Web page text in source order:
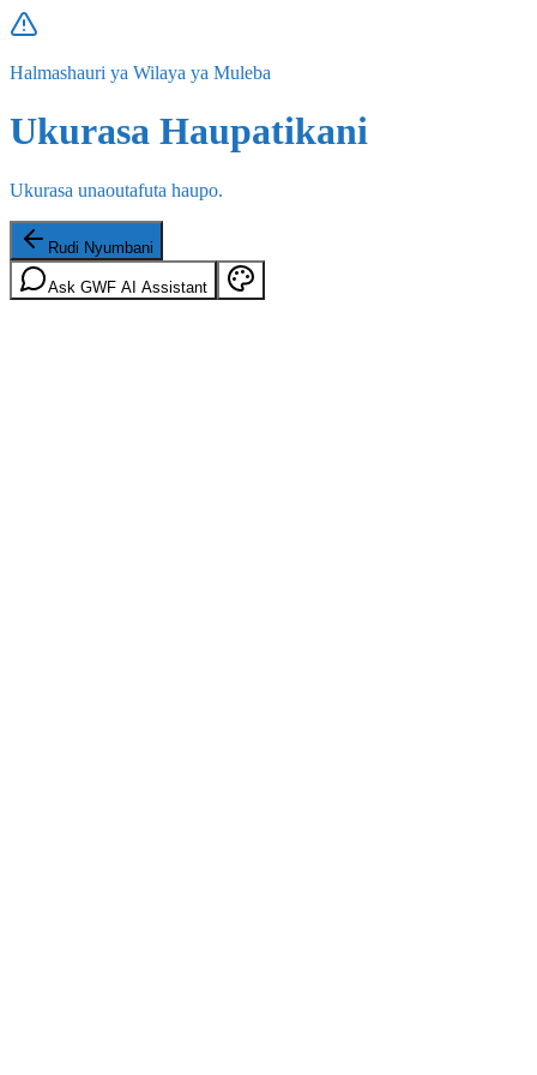
Halmashauri ya Wilaya ya Muleba
Ukurasa Haupatikani
Ukurasa unaoutafuta haupo.
Rudi Nyumbani
Ask GWF AI Assistant